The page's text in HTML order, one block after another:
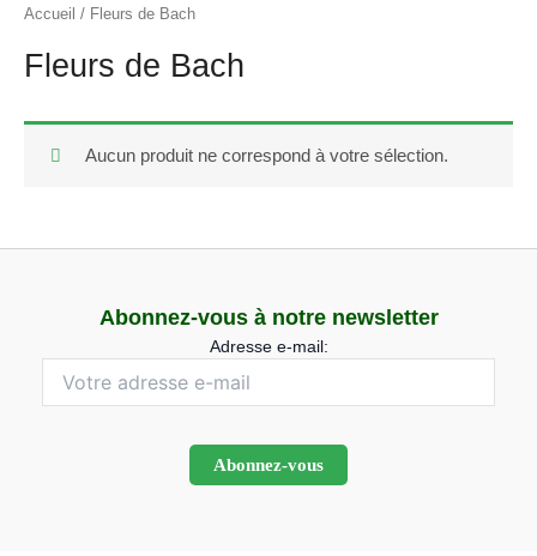
Accueil / Fleurs de Bach
Fleurs de Bach
Aucun produit ne correspond à votre sélection.
Abonnez-vous à notre newsletter
Adresse e-mail: